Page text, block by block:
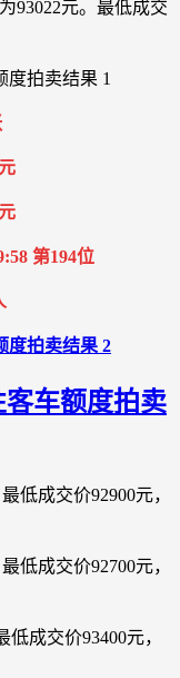
93022元。最低成交
第194位
客车额度拍卖
低成交价92900元，
低成交价92700元，
成交价93400元，